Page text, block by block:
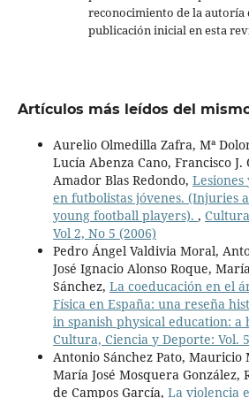
reconocimiento de la autoría
publicación inicial en esta
Artículos más leídos del
Aurelio Olmedilla Zafra, Mª
Lucía Abenza Cano, Francisco
Amador Blas Redondo,
en futbolistas jóvenes. (Injuries
young football players). ,
Vol 2, No 5 (2006)
Pedro Ángel Valdivia Moral,
José Ignacio Alonso Roque,
Sánchez, La coeducación en el
Física en España: una reseña
in spanish physical education:
Cultura, Ciencia y Deporte: Vol.
Antonio Sánchez Pato,
María José Mosquera González,
de Campos García, La violencia